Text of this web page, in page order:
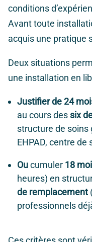
conditions
Avant toute
acquis une pratique
Deux situations
une installation en
Justifier de 24
au cours dessix
structure de soins
EHPAD, centre de
Oucumuler 18
heures) en
de remplacement
professionnels